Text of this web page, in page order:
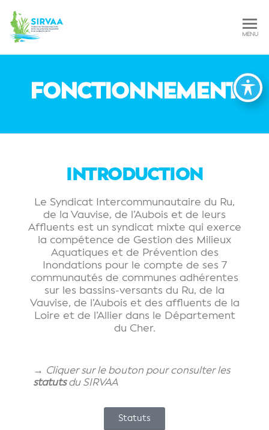
Intercommunautaire
de l'Aubois et de
MENU
FONCTIONNEMENT
INTRODUCTION
Le Syndicat Intercommunautaire du Ru,
de la Vauvise, de l’Aubois et de leurs
Affluents est un syndicat mixte qui exerce
la compétence de Gestion des Milieux
Aquatiques et de Prévention des
Inondations pour le compte de ses 7
communautés de communes adhérentes
sur les bassins-versants du Ru, de la
Vauvise, de l’Aubois et des affluents de la
Loire et de l’Allier dans le Département
du Cher.
→ Cliquer sur le bouton pour consulter les
statutsdu SIRVAA
Statuts